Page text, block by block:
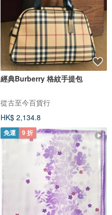
經典Burberry 格紋手提包
從古至今百貨行
HK$ 2,134.8
免運 9 折